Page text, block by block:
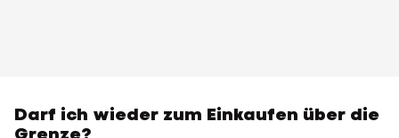
Darf ich wieder zum Einkaufen über die